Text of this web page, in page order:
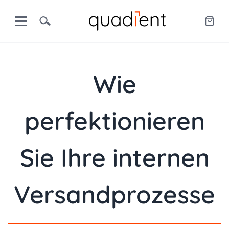
Wie
perfektionieren
Sie Ihre internen
Versandprozesse